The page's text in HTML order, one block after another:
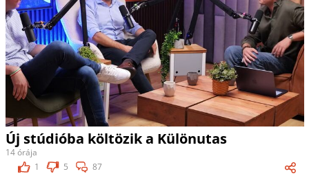
Új stúdióba költözik a Különutas
14 órája
1
5 87